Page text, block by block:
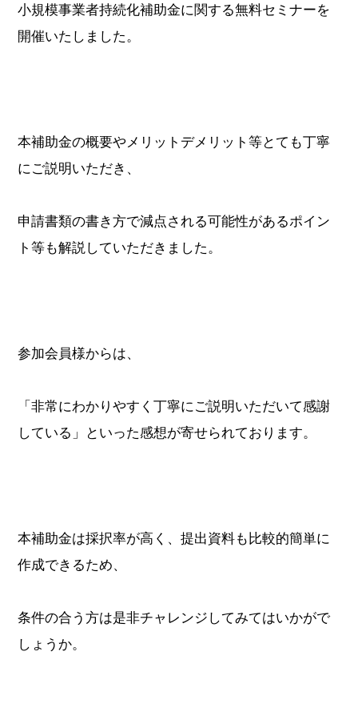
小規模事業者持続化補助金に関する無料セミナーを
開催いたしました。
本補助金の概要やメリットデメリット等とても丁寧
にご説明いただき、
申請書類の書き方で減点される可能性があるポイン
ト等も解説していただきました。
参加会員様からは、
「非常にわかりやすく丁寧にご説明いただいて感謝
している」といった感想が寄せられております。
本補助金は採択率が高く、提出資料も比較的簡単に
作成できるため、
条件の合う方は是非チャレンジしてみてはいかがで
しょうか。